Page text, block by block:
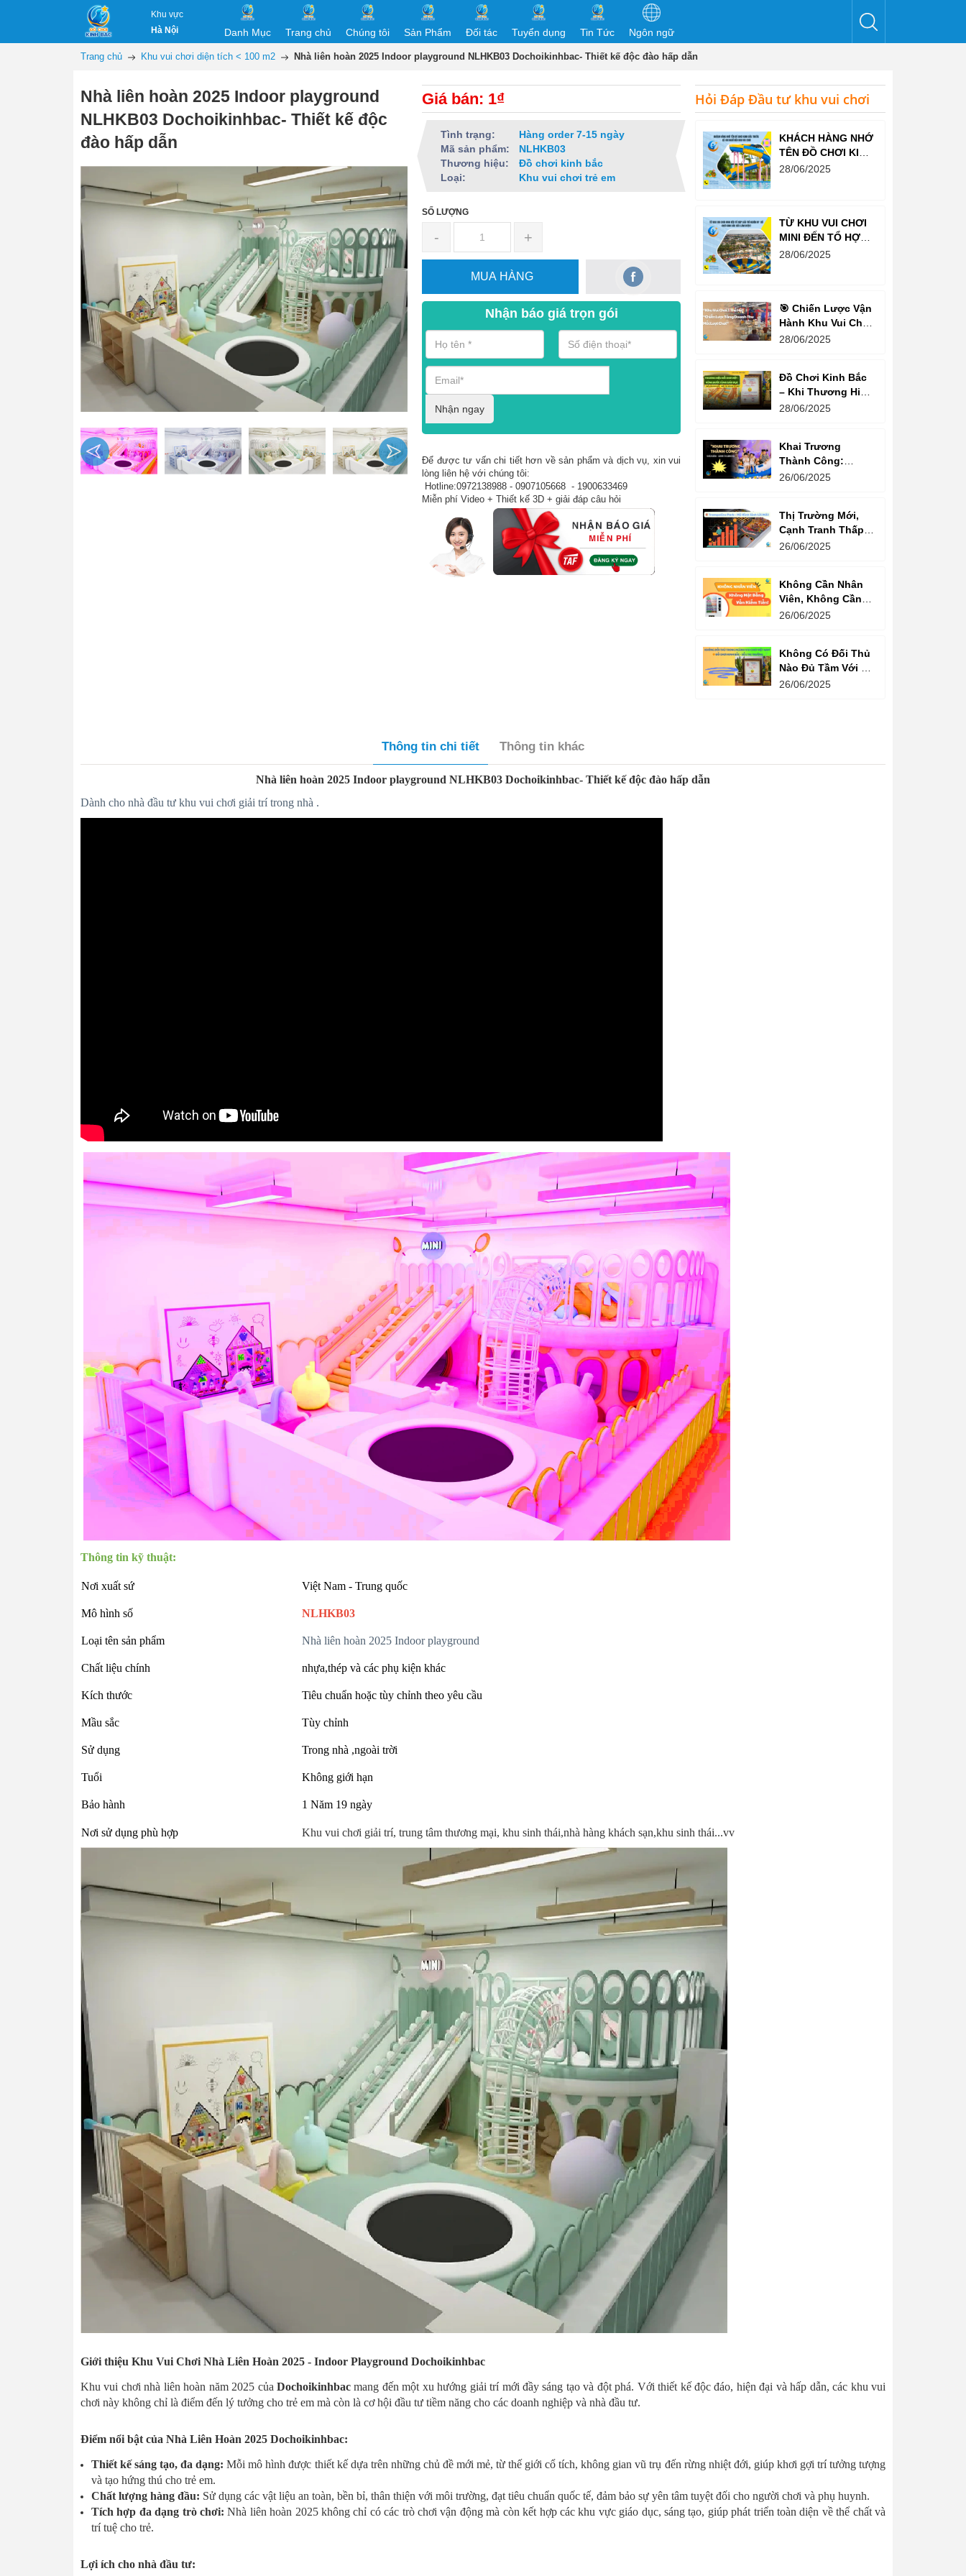
Khu vực
Hà Nội
Danh Mục Trang chủ Chúng tôi Sản Phẩm Đối tác Tuyển dụng Tin Tức Ngôn ngữ
Trang chủ Khu vui chơi diện tích < 100 m2 Nhà liên hoàn 2025 Indoor playground NLHKB03 Dochoikinhbac- Thiết kế độc đào hấp dẫn
Nhà liên hoàn 2025 Indoor playground
NLHKB03 Dochoikinhbac- Thiết kế độc
đào hấp dẫn
Giá bán: 1₫
Tình trạng:
Hàng order 7-15 ngày
Mã sản phẩm:
NLHKB03
Thương hiệu:
Đồ chơi kinh bắc
Loại:
Khu vui chơi trẻ em
SỐ LƯỢNG
- +
MUA HÀNG
Nhận báo giá trọn gói
Nhận ngay
Để được tư vấn chi tiết hơn về sản phẩm và dịch vụ, xin vui
lòng liên hệ với chúng tôi:
Hotline:0972138988 - 0907105668 - 1900633469
Miễn phí Video + Thiết kế 3D + giải đáp câu hỏi
Hỏi Đáp Đầu tư khu vui chơi
KHÁCH HÀNG NHỚ
TÊN ĐỒ CHƠI KINH
BẮC TRƯỚC CẢ
28/06/2025
TỪ KHU VUI CHƠI
MINI ĐẾN TỔ HỢP
GIẢI TRÍ NGHÌN M²
28/06/2025
🎯 Chiến Lược Vận
Hành Khu Vui Chơi
3 Thế Hệ – Tối Đa
28/06/2025
Đồ Chơi Kinh Bắc
– Khi Thương Hiệu
Vững Mạnh Bắt
28/06/2025
Khai Trương
Thành Công:
Khách Nườm
Quyết Là Gì?
26/06/2025
Thị Trường Mới,
Cạnh Tranh Thấp –
Trampoline Park Là
26/06/2025
Không Cần Nhân
Viên, Không Cần
Cửa Hàng – Chỉ
26/06/2025
Không Có Đối Thủ
Nào Đủ Tầm Với Đồ
Chơi Kinh Bắc
26/06/2025
Thông tin chi tiết Thông tin khác
Nhà liên hoàn 2025 Indoor playground NLHKB03 Dochoikinhbac- Thiết kế độc đào hấp dẫn
Dành cho nhà đầu tư khu vui chơi giải trí trong nhà .
Thông tin kỹ thuật:
Nơi xuất sứ Việt Nam - Trung quốc
Mô hình số NLHKB03
Loại tên sản phẩm Nhà liên hoàn 2025 Indoor playground
Chất liệu chính nhựa,thép và các phụ kiện khác
Kích thước Tiêu chuẩn hoặc tùy chỉnh theo yêu cầu
Mầu sắc Tùy chỉnh
Sử dụng Trong nhà ,ngoài trời
Tuổi Không giới hạn
Bảo hành 1 Năm 19 ngày
Nơi sử dụng phù hợp Khu vui chơi giải trí, trung tâm thương mại, khu sinh thái,nhà hàng khách sạn,khu sinh thái...vv
Giới thiệu Khu Vui Chơi Nhà Liên Hoàn 2025 - Indoor Playground Dochoikinhbac
Khu vui chơi nhà liên hoàn năm 2025 của Dochoikinhbac mang đến một xu hướng giải trí mới đầy sáng tạo và đột phá. Với thiết kế độc đáo, hiện đại và hấp dẫn, các khu vui
chơi này không chỉ là điểm đến lý tưởng cho trẻ em mà còn là cơ hội đầu tư tiềm năng cho các doanh nghiệp và nhà đầu tư.
Điểm nổi bật của Nhà Liên Hoàn 2025 Dochoikinhbac:
Thiết kế sáng tạo, đa dạng: Mỗi mô hình được thiết kế dựa trên những chủ đề mới mẻ, từ thế giới cổ tích, không gian vũ trụ đến rừng nhiệt đới, giúp khơi gợi trí tưởng tượng
và tạo hứng thú cho trẻ em.
Chất lượng hàng đầu: Sử dụng các vật liệu an toàn, bền bỉ, thân thiện với môi trường, đạt tiêu chuẩn quốc tế, đảm bảo sự yên tâm tuyệt đối cho người chơi và phụ huynh.
Tích hợp đa dạng trò chơi: Nhà liên hoàn 2025 không chỉ có các trò chơi vận động mà còn kết hợp các khu vực giáo dục, sáng tạo, giúp phát triển toàn diện về thể chất và
trí tuệ cho trẻ.
Lợi ích cho nhà đầu tư: